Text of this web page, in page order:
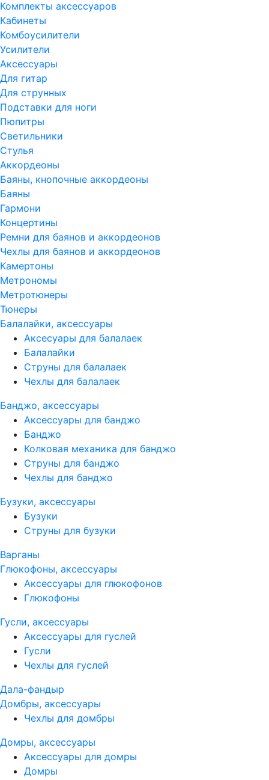
Комплекты аксессуаров
Кабинеты
Комбоусилители
Усилители
Аксессуары
Для гитар
Для струнных
Подставки для ноги
Пюпитры
Светильники
Стулья
Аккордеоны
Баяны, кнопочные аккордеоны
Баяны
Гармони
Концертины
Ремни для баянов и аккордеонов
Чехлы для баянов и аккордеонов
Камертоны
Метрономы
Метротюнеры
Тюнеры
Балалайки, аксессуары
Аксесуары для балалаек
Балалайки
Струны для балалаек
Чехлы для балалаек
Банджо, аксессуары
Аксессуары для банджо
Банджо
Колковая механика для банджо
Струны для банджо
Чехлы для банджо
Бузуки, аксессуары
Бузуки
Струны для бузуки
Варганы
Глюкофоны, аксессуары
Аксессуары для глюкофонов
Глюкофоны
Гусли, аксессуары
Аксессуары для гуслей
Гусли
Чехлы для гуслей
Дала-фандыр
Домбры, аксессуары
Чехлы для домбры
Домры, аксессуары
Аксессуары для домры
Домры